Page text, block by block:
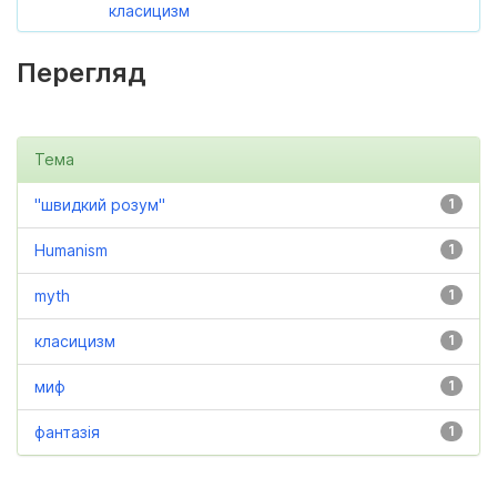
класицизм
Перегляд
Тема
1
"швидкий розум"
1
Humanism
1
myth
1
класицизм
1
миф
1
фантазія